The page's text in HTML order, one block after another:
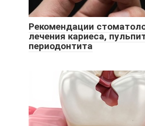
Рекомендации
лечения кариеса,
периодонтита